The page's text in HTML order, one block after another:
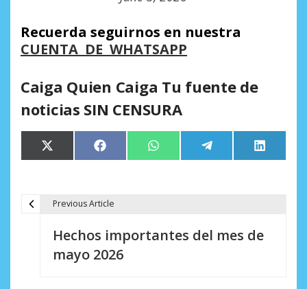
Recuerda seguirnos en nuestra
CUENTA DE WHATSAPP
Caiga Quien Caiga Tu fuente de
noticias SIN CENSURA
Compartir
en
X
(Twitter)
Compartir
en
Facebook Compartir
en
WhatsApp Compartir
en
Telegram
en
LinkedIn
Previous Article
Hechos importantes del mes de
mayo 2026